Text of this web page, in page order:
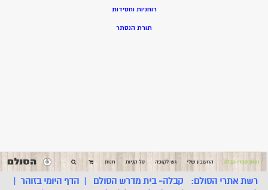
רוחניות וחסידות
תורת הנסתר
רשת אתרי הסולם: קבלה- בית מדרש הסולם |הדף היומי בזוהר |